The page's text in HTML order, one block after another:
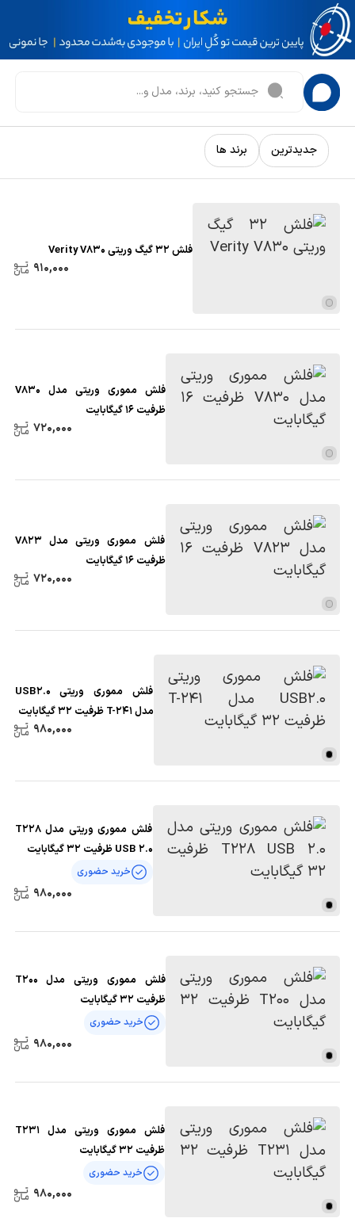
جدیدترین برند ها
فلش 32 گیگ وریتی Verity V830
910,000
فلش مموری وریتی مدل V830
ظرفیت 16 گیگابایت
720,000
فلش مموری وریتی مدل V823
ظرفیت 16 گیگابایت
720,000
فلش مموری وریتی USB2.0
مدل T-241 ظرفیت 32 گیگابایت
980,000
فلش مموری وریتی مدل T228
USB 2.0 ظرفیت 32 گیگابایت
خرید حضوری
980,000
فلش مموری وریتی مدل T200
ظرفیت 32 گیگابایت
خرید حضوری
980,000
فلش مموری وریتی مدل T231
ظرفیت 32 گیگابایت
خرید حضوری
980,000